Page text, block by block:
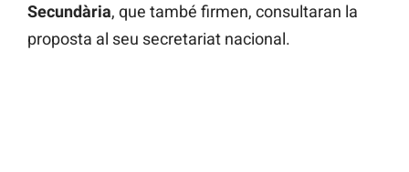
Secundària, que també firmen, consultaran la
proposta al seu secretariat nacional.